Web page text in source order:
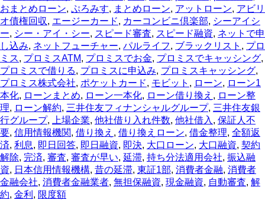
おまとめローン, ぷろみす, まとめローン, アットローン, アビリ
オ債権回収, エージーカード, カーコンビニ倶楽部, シーアイシ
ー, シー・アイ・シー, スピード審査, スピード融資, ネットで申
し込み, ネットフューチャー, パルライフ, ブラックリスト , プロ
ミス, プロミスATM, プロミスでお金, プロミスでキャッシング,
プロミスで借りる, プロミスに申込み, プロミスキャッシング,
プロミス株式会社, ポケットカード, モビット , ローン, ローン1
本化, ローンまとめ, ローン一本化, ローン借り換え , ローン整
理, ローン解約, 三井住友フィナンシャルグループ, 三井住友銀
行グループ, 上場企業, 他社借り入れ件数, 他社借入 , 保証人不
要, 信用情報機関, 借り換え , 借り換えローン, 借金整理, 全額返
済, 利息, 即日回答, 即日融資, 即決, 大口ローン, 大口融資, 契約
解除, 完済, 審査, 審査が早い, 延滞, 持ち分法適用会社, 振込融
資, 日本信用情報機構, 昔の延滞, 東証1部, 消費者金融, 消費者
金融会社, 消費者金融業者, 無担保融資, 現金融資, 自動審査, 解
約, 金利 , 限度額